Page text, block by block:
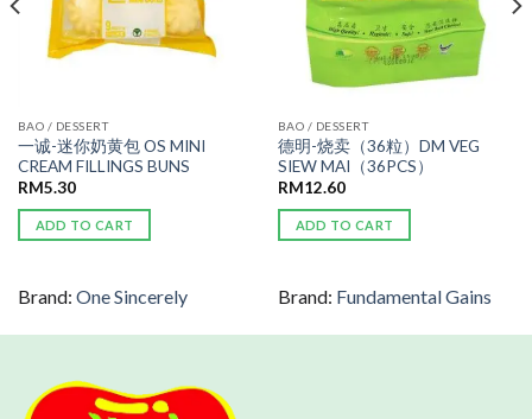
BAO / DESSERT
一诚-迷你奶黄包 OS MINI
CREAM FILLINGS BUNS
RM5.30
ADD TO CART
Brand: One Sincerely
BAO / DESSERT
德明-烧卖（36粒）DM VEG
SIEW MAI（36PCS）
RM12.60
ADD TO CART
Brand: Fundamental Gains